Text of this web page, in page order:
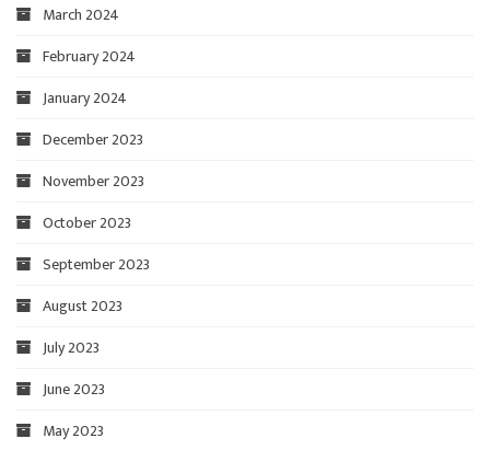
March 2024
February 2024
January 2024
December 2023
November 2023
October 2023
September 2023
August 2023
July 2023
June 2023
May 2023